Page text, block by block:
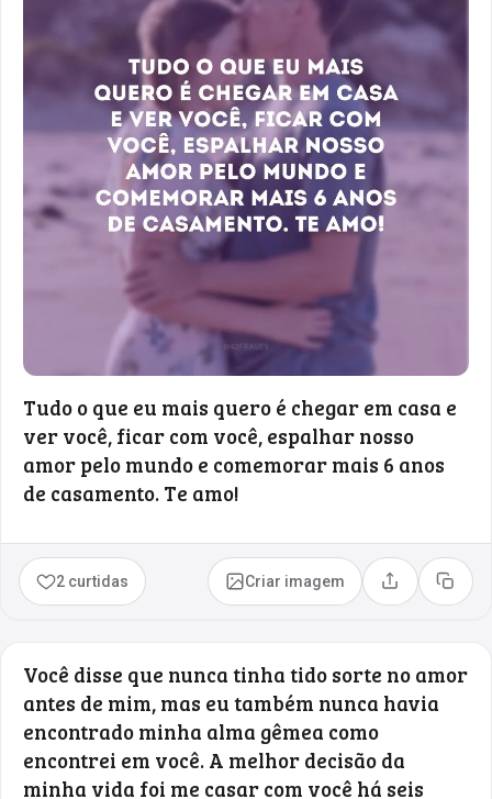
Tudo o que eu mais quero é chegar em casa e
ver você, ficar com você, espalhar nosso
amor pelo mundo e comemorar mais 6 anos
de casamento. Te amo!
2 curtidas Criar imagem Compartilhar
Copiar
Você disse que nunca tinha tido sorte no amor
antes de mim, mas eu também nunca havia
encontrado minha alma gêmea como
encontrei em você. A melhor decisão da
minha vida foi me casar com você há seis